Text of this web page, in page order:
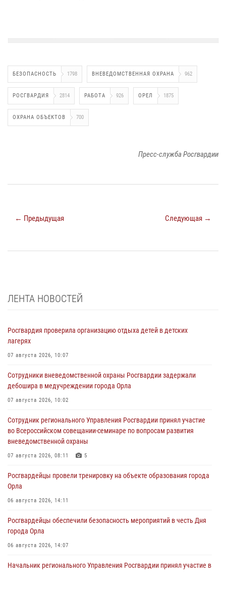
БЕЗОПАСНОСТЬ 1798 ВНЕВЕДОМСТВЕННАЯ ОХРАНА 962
РОСГВАРДИЯ 2814 РАБОТА 926 ОРЕЛ 1875
ОХРАНА ОБЪЕКТОВ 700
Пресс-служба Росгвардии
← Предыдущая Следующая →
ЛЕНТА НОВОСТЕЙ
Росгвардия проверила организацию отдыха детей в детских
лагерях
07 августа 2026, 10:07
Сотрудники вневедомственной охраны Росгвардии задержали
дебошира в медучреждении города Орла
07 августа 2026, 10:02
Сотрудник регионального Управления Росгвардии принял участие
во Всероссийском совещании-семинаре по вопросам развития
вневедомственной охраны
07 августа 2026, 08:11 5
Росгвардейцы провели тренировку на объекте образования города
Орла
06 августа 2026, 14:11
Росгвардейцы обеспечили безопасность мероприятий в честь Дня
города Орла
06 августа 2026, 14:07
Начальник регионального Управления Росгвардии принял участие в